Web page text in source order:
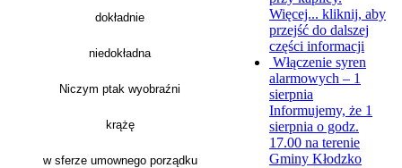
dokładnie
niedokładna
Niczym ptak wyobraźni
krążę
w sferze umownego porządku
Więcej... kliknij, aby
przejść do dalszej
części informacji
Włączenie syren
alarmowych – 1
sierpnia
Informujemy, że 1
sierpnia o godz.
17.00 na terenie
Gminy Kłodzko